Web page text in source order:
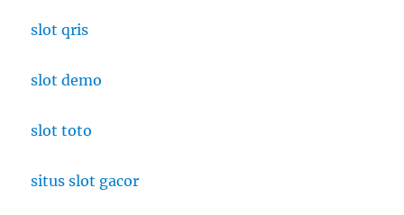
slot qris
slot demo
slot toto
situs slot gacor